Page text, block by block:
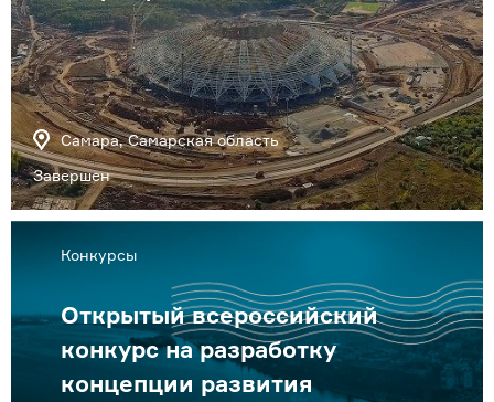
Самара, Самарская область
Завершен
Конкурсы
Открытый всероссийский
конкурс на разработку
концепции развития